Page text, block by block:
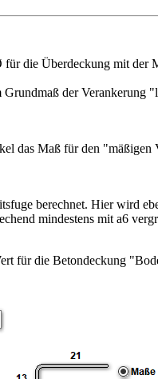
die Überdeckung mit der
der Verankerung
das Maß für den
berechnet. Hier wird
mindestens mit a6
für die Betondeckung